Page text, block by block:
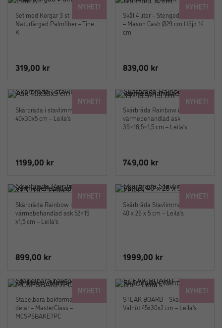
NYHET!
Set med Korgar 3 st
Naturfärgad Palmfiber – Tine
K
319,00 kr
NYHET!
Skål 4 liter – Stengods Ljusblå
– Mason Cash Ø29 cm Höjd 14
cm
839,00 kr
NYHET!
Skärbräda i stavlimmad Ask
40x30x5 cm – Leila’s
1199,00 kr
NYHET!
Skärbräda Rainbow i
värmebehandlad ask
39×18,5×1,5 cm – Leila’s
749,00 kr
NYHET!
Skärbräda Rainbow i
värmebehandlad ask 52×15
x1,5 cm – Leila’s
899,00 kr
NYHET!
Skärbräda Stavlimmad Valnöt
40 x 26 x 5 cm – Leila’s
1999,00 kr
NYHET!
Stapelbara bakformar – Set i 7
delar – MasterClass –
MCSPSBAKE7PC
NYHET!
STEAK BOARD – Skärbräda i
Valnöt 45x30x2 cm – Leila’s